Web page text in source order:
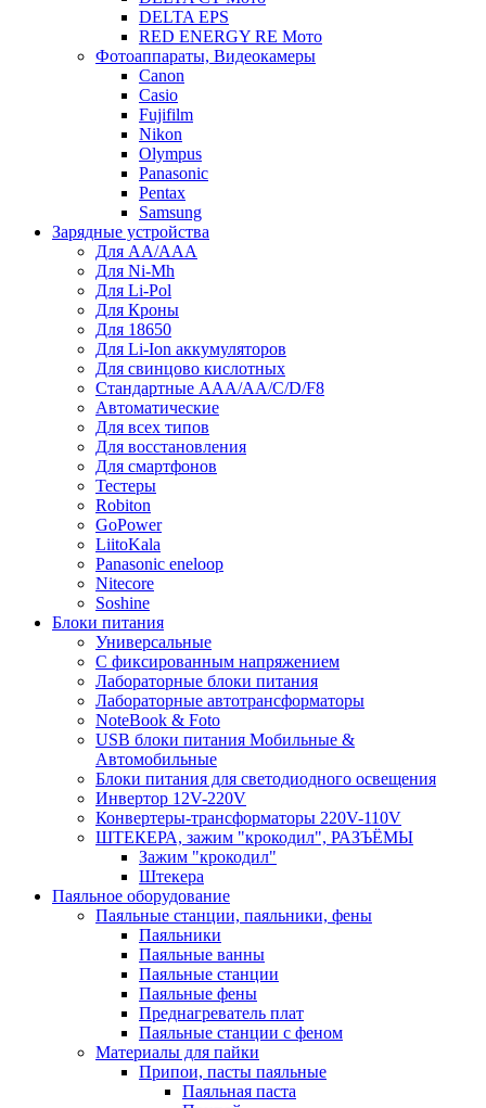
DELTA EPS
RED ENERGY RE Мото
Фотоаппараты, Видеокамеры
Canon
Casio
Fujifilm
Nikon
Olympus
Panasonic
Pentax
Samsung
Зарядные устройства
Для AA/AAA
Для Ni-Mh
Для Li-Pol
Для Кроны
Для 18650
Для Li-Ion аккумуляторов
Для свинцово кислотных
Стандартные ААА/АА/С/D/F8
Автоматические
Для всех типов
Для восстановления
Для смартфонов
Тестеры
Robiton
GoPower
LiitoKala
Panasonic eneloop
Nitecore
Soshine
Блоки питания
Универсальные
C фиксированным напряжением
Лабораторные блоки питания
Лабораторные автотрансформаторы
NoteBook & Foto
USB блоки питания Мобильные &
Автомобильные
Блоки питания для светодиодного освещения
Инвертор 12V-220V
Конвертеры-трансформаторы 220V-110V
ШТЕКЕРА, зажим "крокодил", РАЗЪЁМЫ
Зажим "крокодил"
Штекера
Паяльное оборудование
Паяльные станции, паяльники, фены
Паяльники
Паяльные ванны
Паяльные станции
Паяльные фены
Преднагреватель плат
Паяльные станции с феном
Материалы для пайки
Припои, пасты паяльные
Паяльная паста